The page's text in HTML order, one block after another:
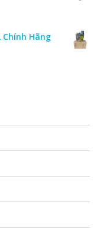
Chính Hãng